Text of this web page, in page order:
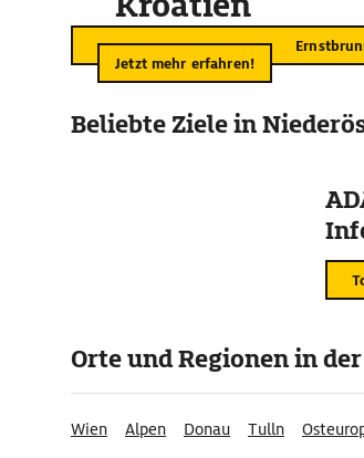
Jetzt mehr erfahren!
Beliebte Ziele in
Orte und Regionen in
Wien Alpen Donau Tulln